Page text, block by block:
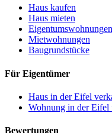
Haus kaufen
Haus mieten
Eigentumswohnungen
Mietwohnungen
Baugrundstücke
Für Eigentümer
Haus in der Eifel
Wohnung in der Eifel
Bewertungen